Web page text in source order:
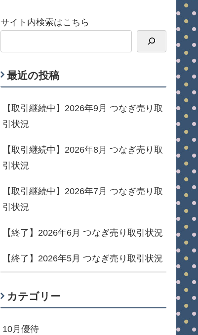
サイト内検索はこちら
最近の投稿
【取引継続中】2026年9月 つなぎ売り取
引状況
【取引継続中】2026年8月 つなぎ売り取
引状況
【取引継続中】2026年7月 つなぎ売り取
引状況
【終了】2026年6月 つなぎ売り取引状況
【終了】2026年5月 つなぎ売り取引状況
カテゴリー
10月優待